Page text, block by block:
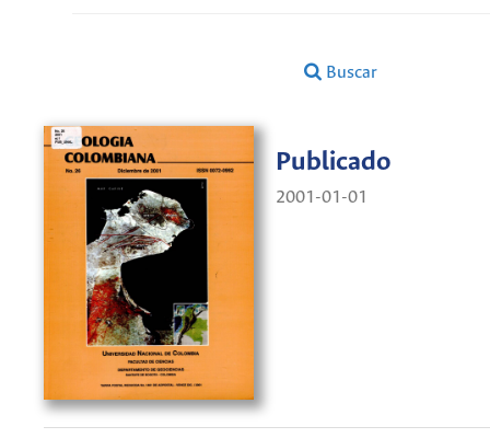
Buscar
Publicado
2001-01-01